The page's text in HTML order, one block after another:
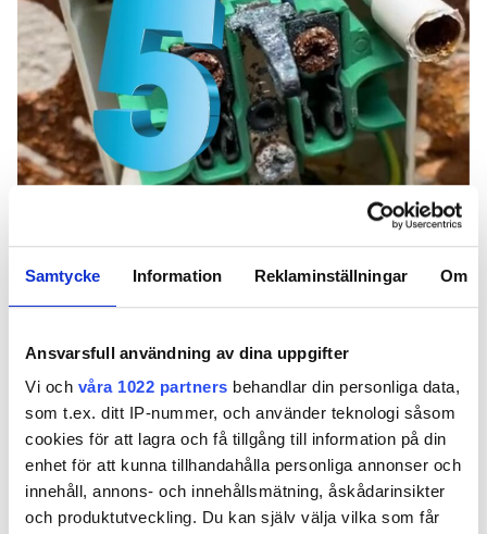
Samtycke Information Reklaminställningar Om
Ansvarsfull användning av dina uppgifter
Vi och våra 1022 partners behandlar din personliga data,
som t.ex. ditt IP-nummer, och använder teknologi såsom
cookies för att lagra och få tillgång till information på din
enhet för att kunna tillhandahålla personliga annonser och
innehåll, annons- och innehållsmätning, åskådarinsikter
och produktutveckling. Du kan själv välja vilka som får
Slarvigt gjorda installationer i miljöer med
ett bekymmer. Här är de vanligaste felen
som görs enligt elektrikern Mathias
Hultman.
TEXT
HJALMAR INSULANDER
hjalmar.insulander@in.se